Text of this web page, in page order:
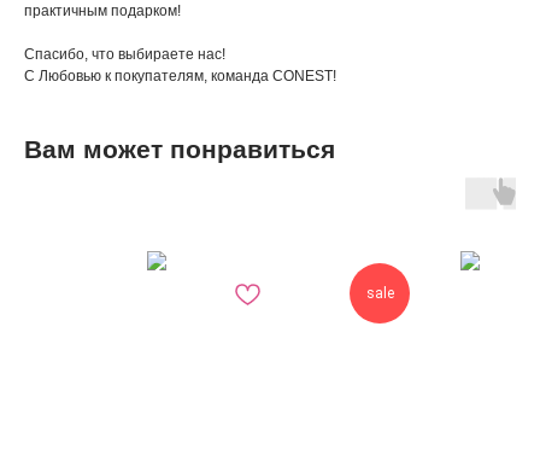
практичным подарком!
Спасибо, что выбираете нас!
С Любовью к покупателям, команда CONEST!
Вам может понравиться
sale